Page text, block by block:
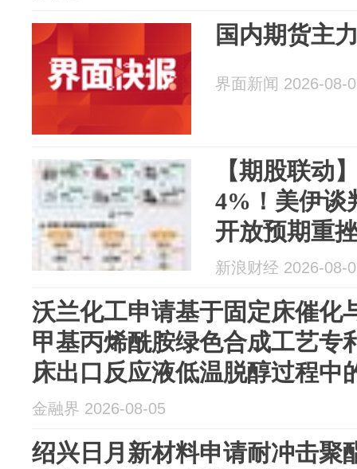
国内期货主
界面新闻 2026-08-
【期股联动
4%！美伊谈
开放预期重
新浪财经 2026-08-
沃兰化工申请基于固定床催化
甲基丙烯酰胺绿色合成工艺专
床出口反应液低温脱醇过程中
金融界 2026-08-05
绍兴日月新材料申请耐冲击聚